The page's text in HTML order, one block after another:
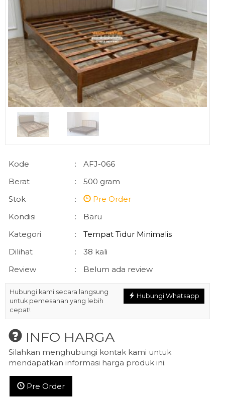
Kode :
AFJ-066
Berat
:
500 gram
Stok
:
Pre Order
Kondisi
:
Baru
Kategori
:
Tempat Tidur Minimalis
Dilihat
:
38 kali
Review
: Belum ada review
Hubungi Whatsapp
Hubungi kami secara langsung
untuk pemesanan yang lebih
cepat!
INFO HARGA
Silahkan menghubungi kontak kami untuk
mendapatkan informasi harga produk ini.
Pre Order